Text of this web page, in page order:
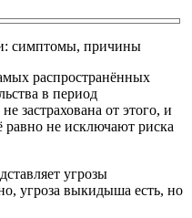
распространённых
в период
застрахована от этого, и
равно не исключают риска
угрозы
угроза выкидыша есть, но